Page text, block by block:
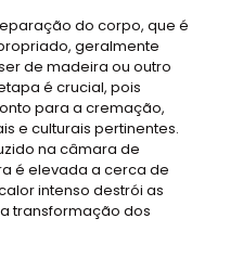
do corpo, que é
geralmente
de madeira ou outro
é crucial, pois
para a cremação,
e culturais pertinentes.
na câmara de
é elevada a cerca de
intenso destrói as
transformação dos